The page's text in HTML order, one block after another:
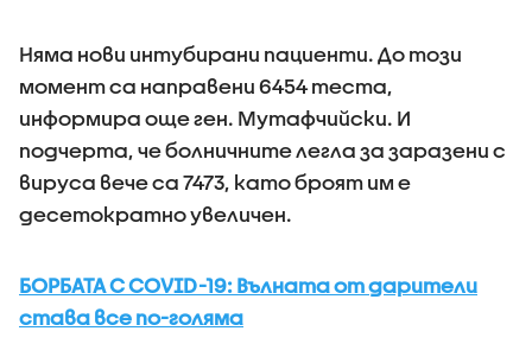
Няма нови интубирани пациенти. До този
момент са направени 6454 теста,
информира още ген. Мутафчийски. И
подчерта, че болничните легла за заразени с
вируса вече са 7473, като броят им е
десетократно увеличен.
БОРБАТА С COVID-19: Вълната от дарители
става все по-голяма